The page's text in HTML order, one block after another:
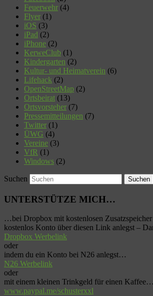
Feuerwehr (4)
Flyer (1)
iOS (3)
iPad (2)
iPhone (2)
KerweClub (1)
Kindergarten (2)
Kultur- und Heimatverein (6)
Lifehack (2)
OpenStreetMap (2)
Ortsbeirat (13)
Ortsvorsteher (7)
Pressemitteilungen (7)
Twitter (1)
ÜWG (4)
Vereine (3)
VfR (1)
Windows (2)
Suchen
UNTERSTÜTZE MICH…
…bei Dropbox mit kostenlosen
kostenlos Konto über diesen Link anlegst –
Dropbox Werbelink
oder
indem du ein Konto bei N26 anlegst…
N26 Werbelink
oder
mit einem kleinen Trinkgeld für einen Kaffee…
www.paypal.me/schusterxxl